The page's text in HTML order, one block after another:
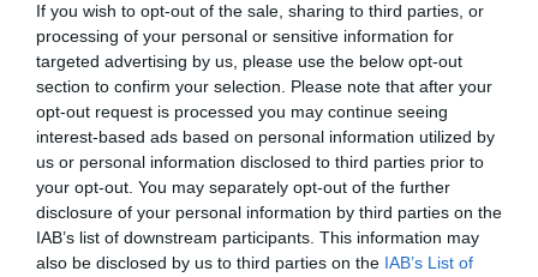
If you wish to opt-out of the sale, sharing to third parties, or
processing of your personal or sensitive information for
targeted advertising by us, please use the below opt-out
section to confirm your selection. Please note that after your
opt-out request is processed you may continue seeing
interest-based ads based on personal information utilized by
us or personal information disclosed to third parties prior to
your opt-out. You may separately opt-out of the further
disclosure of your personal information by third parties on the
IAB’s list of downstream participants. This information may
also be disclosed by us to third parties on the IAB’s List of
felsőbbrendűség aurája lengi körbe. A történetet Richard
Papenn tollából ismerjük meg, akinek sikerült bekerülnie a
csapat tagjai közé és évekkel később megírja történetüket.
Az elbeszéléséből sokkal többet kapunk, mint átlagos
egyetemi partik és nehéz vizsgaidőszakok. A fiatalok
körében újra éled az ógörög kultúra, az orgiáktól az ősi
vallási szokásokig. Végül pedig a klasszikusokra jellemző
tragédia sem kerüli el őket.